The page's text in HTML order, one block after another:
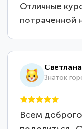
Отличные
потраченной
Знаток
Всем